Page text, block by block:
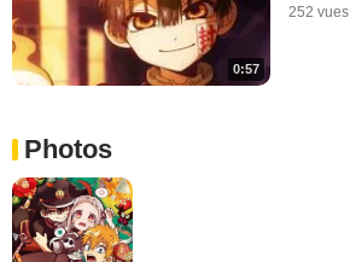
0:57
252 vues
Photos